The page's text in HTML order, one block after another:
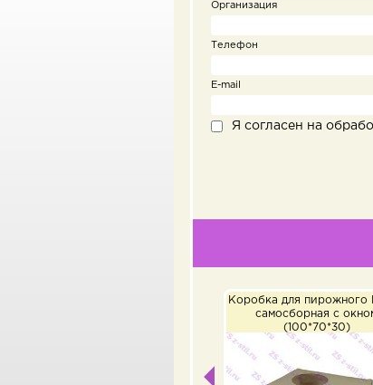
Организация
Телефон
E-mail
Я согласен на
Коробка для пирожного МИНИ
Коробка